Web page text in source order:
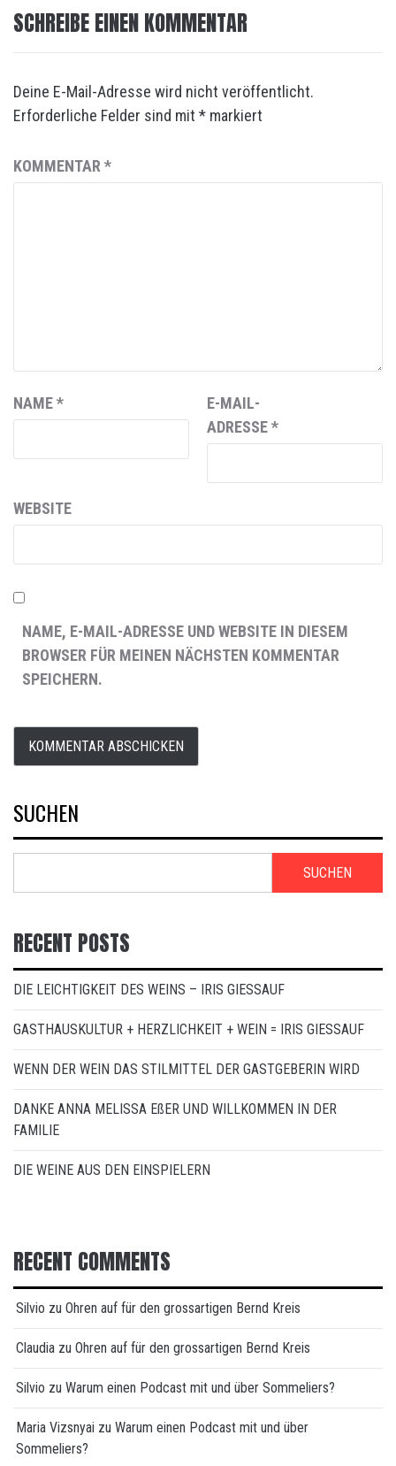
SCHREIBE EINEN KOMMENTAR
Deine E-Mail-Adresse wird nicht veröffentlicht.
Erforderliche Felder sind mit * markiert
KOMMENTAR *
NAME*
E-MAIL-
ADRESSE*
WEBSITE
NAME, E-MAIL-ADRESSE UND WEBSITE IN DIESEM
BROWSER FÜR MEINEN NÄCHSTEN KOMMENTAR
SPEICHERN.
SUCHEN
SUCHEN
RECENT POSTS
DIE LEICHTIGKEIT DES WEINS – IRIS GIESSAUF
GASTHAUSKULTUR + HERZLICHKEIT + WEIN = IRIS GIESSAUF
WENN DER WEIN DAS STILMITTEL DER GASTGEBERIN WIRD
DANKE ANNA MELISSA EßER UND WILLKOMMEN IN DER
FAMILIE
DIE WEINE AUS DEN EINSPIELERN
RECENT COMMENTS
Silvio zu Ohren auf für den grossartigen Bernd Kreis
Claudia zu Ohren auf für den grossartigen Bernd Kreis
Silvio zu Warum einen Podcast mit und über Sommeliers?
Maria Vizsnyai zu Warum einen Podcast mit und über
Sommeliers?